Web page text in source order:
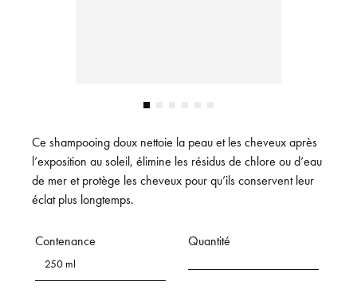
Ce shampooing doux nettoie la peau et les cheveux après
l’exposition au soleil, élimine les résidus de chlore ou d’eau
de mer et protège les cheveux pour qu’ils conservent leur
éclat plus longtemps.
Contenance
250 ml
Quantité